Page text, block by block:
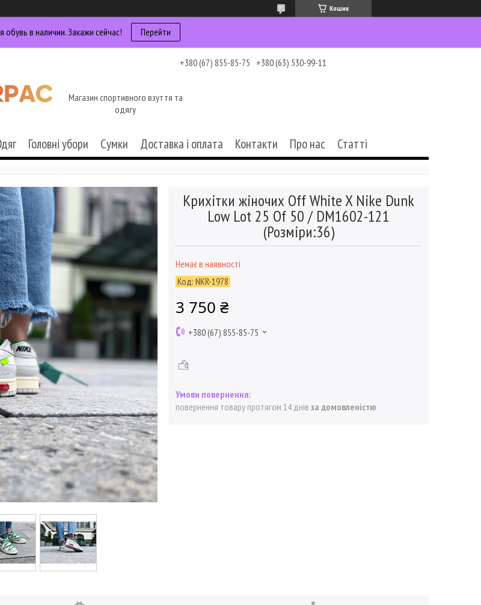
Кошик
обувь в наличии. Закажи сейчас! Перейти
+380 (67) 855-85-75 +380 (63) 530-99-11
Магазин спортивного взуття та
одягу
Головні убори Сумки Доставка і оплата Контакти Про нас Статті
Крихітки жіночих Off White X Nike Dunk
Low Lot 25 Of 50 / DM1602-121
(Розміри:36)
Немає в наявності
Код: NKR-1978
3 750 ₴
+380 (67) 855-85-75
повернення товару протягом 14 днів за домовленістю